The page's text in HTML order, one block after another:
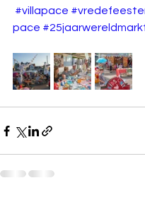
#villapace
pace